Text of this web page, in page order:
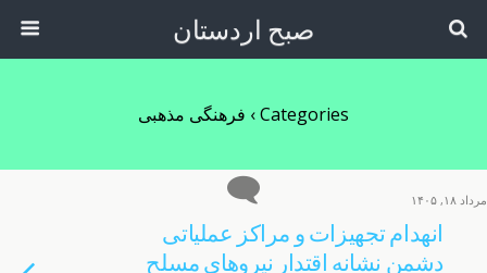
صبح اردستان
Categories › فرهنگی مذهبی
مرداد ۱۸, ۱۴۰۵
انهدام تجهیزات و مراکز عملیاتی
دشمن نشانه اقتدار نیروهای مسلح